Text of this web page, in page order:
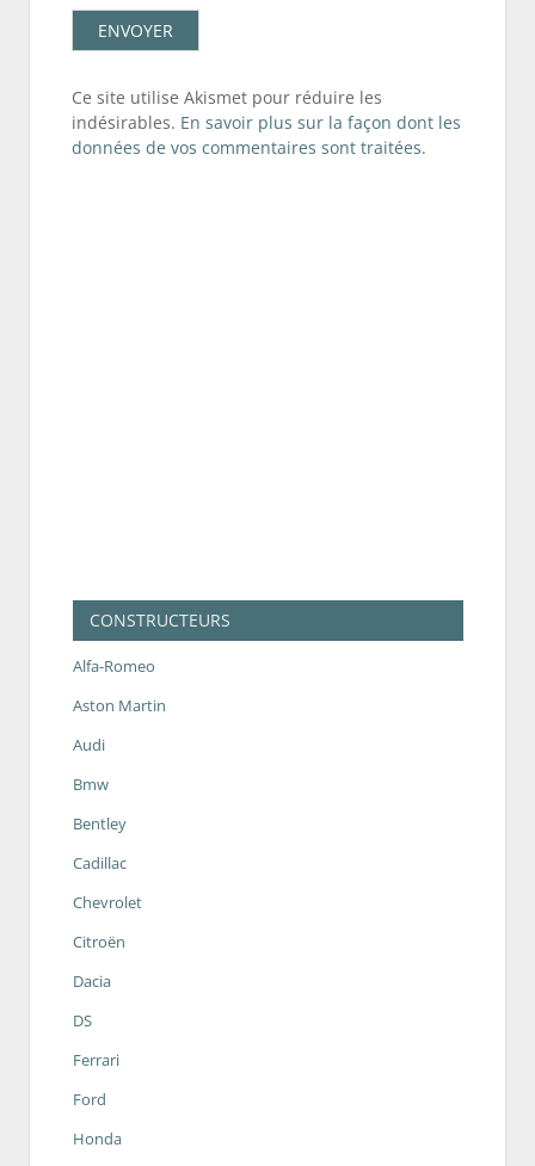
Ce site utilise Akismet pour réduire les
indésirables. En savoir plus sur la façon dont les
données de vos commentaires sont traitées.
CONSTRUCTEURS
Alfa-Romeo
Aston Martin
Audi
Bmw
Bentley
Cadillac
Chevrolet
Citroën
Dacia
DS
Ferrari
Ford
Honda